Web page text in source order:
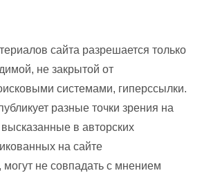
сайта разрешается только
не закрытой от
системами, гиперссылки.
разные точки зрения на
в авторских
на сайте
не совпадать с мнением